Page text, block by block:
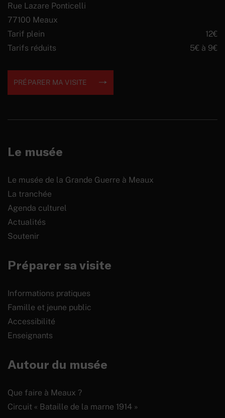
Rue Lazare Ponticelli
77100 Meaux
Tarif plein
12€
Tarifs réduits
5€ à 9€
PRÉPARER MA VISITE
Le musée
Le musée de la Grande Guerre à Meaux
La tranchée
Agenda culturel
Actualités
Soutenir
Préparer sa visite
Informations pratiques
Famille et jeune public
Accessibilité
Enseignants
Autour du musée
Que faire à Meaux ?
Circuit « Bataille de la marne 1914 »